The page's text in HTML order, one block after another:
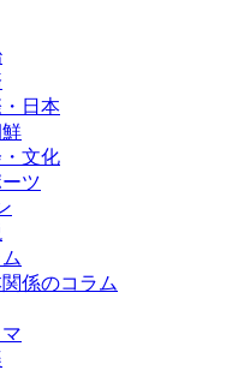
・日本
文化
ツ
関係のコラム
マ